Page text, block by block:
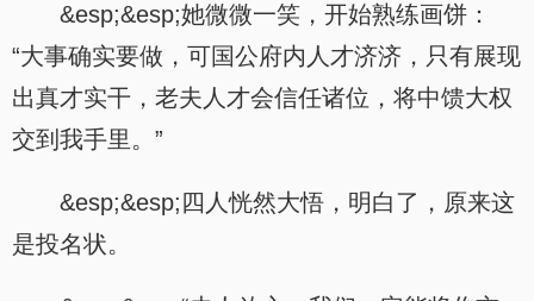
&esp;&esp;她微微一笑，开始熟练画饼：
“大事确实要做，可国公府内人才济济，只有展现
出真才实干，老夫人才会信任诸位，将中馈大权
交到我手里。”
&esp;&esp;四人恍然大悟，明白了，原来这
是投名状。